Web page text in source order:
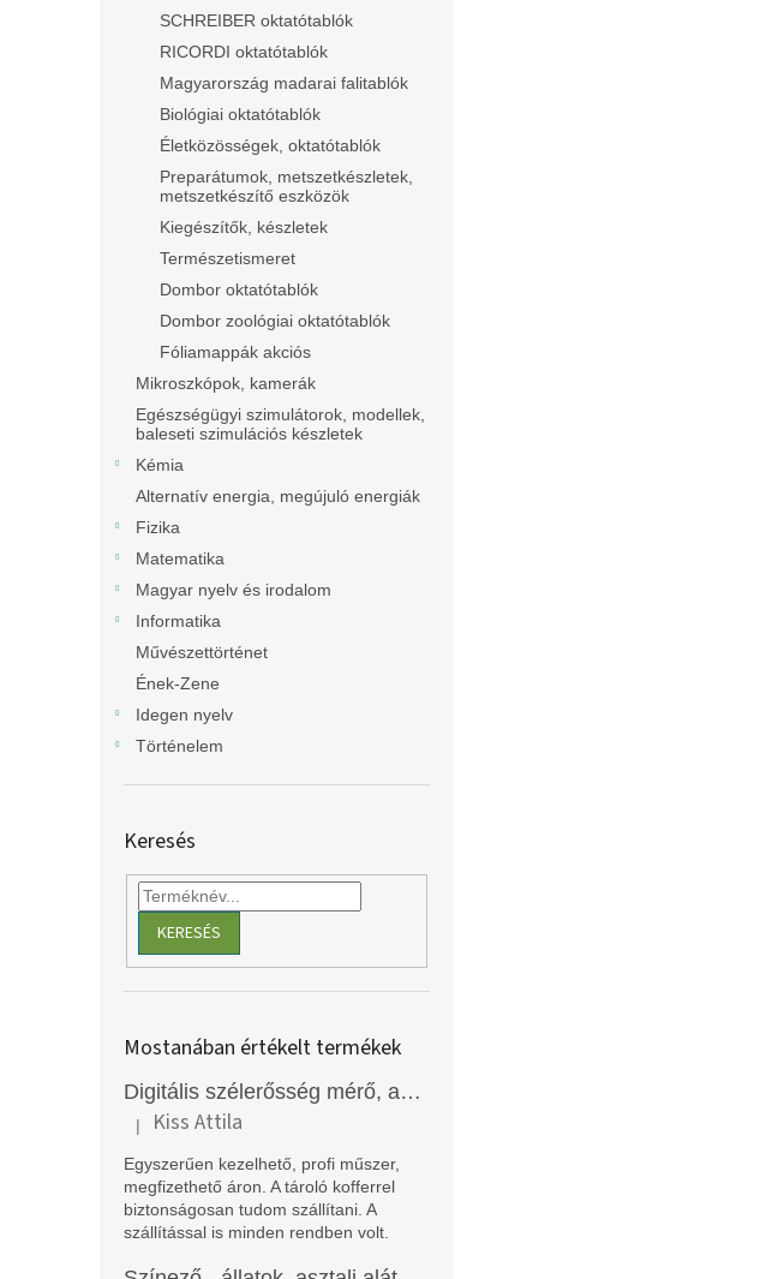
SCHREIBER oktatótablók
RICORDI oktatótablók
Magyarország madarai falitablók
Biológiai oktatótablók
Életközösségek, oktatótablók
Preparátumok, metszetkészletek,
metszetkészítő eszközök
Kiegészítők, készletek
Természetismeret
Dombor oktatótablók
Dombor zoológiai oktatótablók
Fóliamappák akciós
Mikroszkópok, kamerák
Egészségügyi szimulátorok, modellek,
baleseti szimulációs készletek
Kémia
Alternatív energia, megújuló energiák
Fizika
Matematika
Magyar nyelv és irodalom
Informatika
Művészettörténet
Ének-Zene
Idegen nyelv
Történelem
Keresés
KERESÉS
Mostanában értékelt termékek
Digitális szélerősség mérő, anemométer, EM2250
A termék értékelése 5-ből 5 csillag.
| Kiss Attila
Egyszerűen kezelhető, profi műszer,
megfizethető áron. A tároló kofferrel
biztonságosan tudom szállítani. A
szállítással is minden rendben volt.